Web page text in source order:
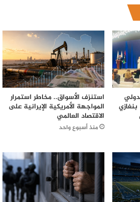
بنغازي
استنزف الأسواق.. مخاطر استمرار
المواجهة الأمريكية الإيرانية على
الاقتصاد العالمي
منذ أسبوع واحد